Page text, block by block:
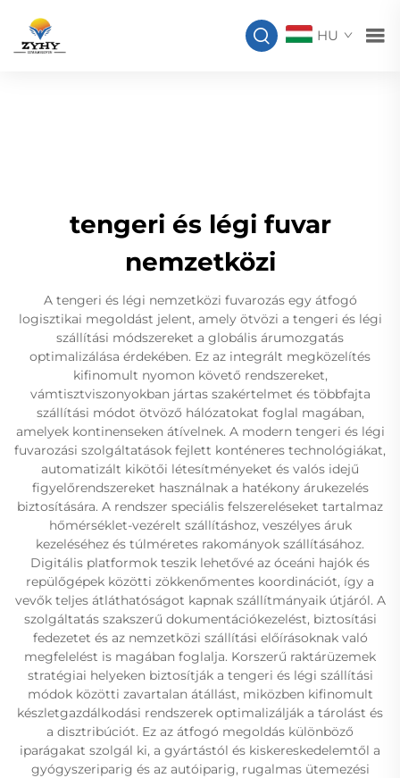
HU
tengeri és légi fuvar
nemzetközi
A tengeri és légi nemzetközi fuvarozás egy átfogó
logisztikai megoldást jelent, amely ötvözi a tengeri és légi
szállítási módszereket a globális árumozgatás
optimalizálása érdekében. Ez az integrált megközelítés
kifinomult nyomon követő rendszereket,
vámtisztviszonyokban jártas szakértelmet és többfajta
szállítási módot ötvöző hálózatokat foglal magában,
amelyek kontinenseken átívelnek. A modern tengeri és légi
fuvarozási szolgáltatások fejlett konténeres technológiákat,
automatizált kikötői létesítményeket és valós idejű
figyelőrendszereket használnak a hatékony árukezelés
biztosítására. A rendszer speciális felszereléseket tartalmaz
hőmérséklet-vezérelt szállításhoz, veszélyes áruk
kezeléséhez és túlméretes rakományok szállításához.
Digitális platformok teszik lehetővé az óceáni hajók és
repülőgépek közötti zökkenőmentes koordinációt, így a
vevők teljes átláthatóságot kapnak szállítmányaik útjáról. A
szolgáltatás szakszerű dokumentációkezelést, biztosítási
fedezetet és az nemzetközi szállítási előírásoknak való
megfelelést is magában foglalja. Korszerű raktárüzemek
stratégiai helyeken biztosítják a tengeri és légi szállítási
módok közötti zavartalan átállást, miközben kifinomult
készletgazdálkodási rendszerek optimalizálják a tárolást és
a disztribúciót. Ez az átfogó megoldás különböző
iparágakat szolgál ki, a gyártástól és kiskereskedelemtől a
gyógyszeriparig és az autóiparig, rugalmas ütemezési